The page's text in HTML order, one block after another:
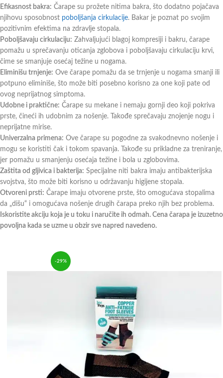
Efikasnost bakra: Čarape su prožete nitima bakra, što dodatno pojačava
njihovu sposobnost poboljšanja cirkulacije. Bakar je poznat po svojim
pozitivnim efektima na zdravlje stopala.
Poboljšavaju cirkulaciju: Zahvaljujući blagoj kompresiji i bakru, čarape
pomažu u sprečavanju oticanja zglobova i poboljšavaju cirkulaciju krvi,
čime se smanjuje osećaj težine u nogama.
Eliminišu trnjenje: Ove čarape pomažu da se trnjenje u nogama smanji ili
potpuno eliminiše, što može biti posebno korisno za one koji pate od
ovog neprijatnog simptoma.
Udobne i praktične: Čarape su mekane i nemaju gornji deo koji pokriva
prste, čineći ih udobnim za nošenje. Takođe sprečavaju znojenje nogu i
neprijatne mirise.
Univerzalna primena: Ove čarape su pogodne za svakodnevno nošenje i
mogu se koristiti čak i tokom spavanja. Takođe su prikladne za treniranje,
jer pomažu u smanjenju osećaja težine i bola u zglobovima.
Zaštita od gljivica i bakterija: Specijalne niti bakra imaju antibakterijska
svojstva, što može biti korisno u održavanju higijene stopala.
Otvoreni prsti: Čarape imaju otvorene prste, što omogućava stopalima
da „dišu“ i omogućava nošenje drugih čarapa preko njih bez problema.
Iskoristite akciju koja je u toku i naručite ih odmah. Cena čarapa je izuzetno
povoljna kada se uzme u obzir sve napred navedeno.
-29%